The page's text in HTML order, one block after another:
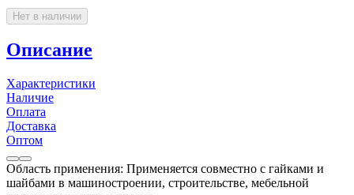
Нет в наличии
Описание
Характеристики
Наличие
Оплата
Доставка
Оптом
Область применения: Применяется совместно с гайками и
шайбами в машиностроении, строительстве, мебельной